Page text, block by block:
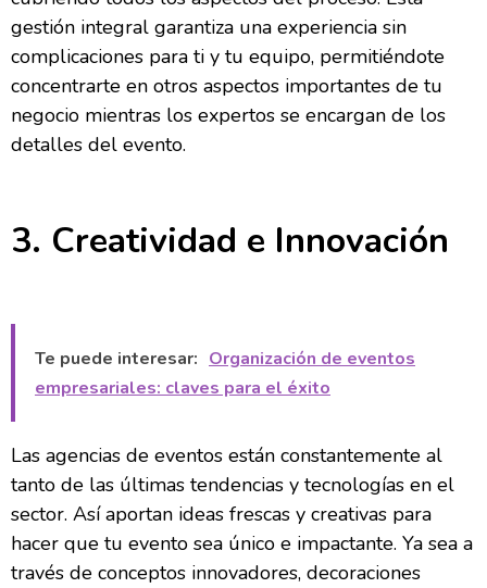
gestión integral garantiza una experiencia sin
complicaciones para ti y tu equipo, permitiéndote
concentrarte en otros aspectos importantes de tu
negocio mientras los expertos se encargan de los
detalles del evento.
3. Creatividad e Innovación
Te puede interesar: Organización de eventos
empresariales: claves para el éxito
Las agencias de eventos están constantemente al
tanto de las últimas tendencias y tecnologías en el
sector. Así aportan ideas frescas y creativas para
hacer que tu evento sea único e impactante. Ya sea a
través de conceptos innovadores, decoraciones